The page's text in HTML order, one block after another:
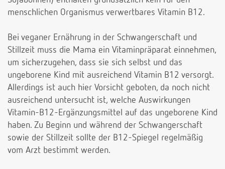
menschlichen Organismus verwertbares Vitamin B12.
Bei veganer Ernährung in der Schwangerschaft und
Stillzeit muss die Mama ein Vitaminpräparat einnehmen,
um sicherzugehen, dass sie sich selbst und das
ungeborene Kind mit ausreichend Vitamin B12 versorgt.
Allerdings ist auch hier Vorsicht geboten, da noch nicht
ausreichend untersucht ist, welche Auswirkungen
Vitamin-B12-Ergänzungsmittel auf das ungeborene Kind
haben. Zu Beginn und während der Schwangerschaft
sowie der Stillzeit sollte der B12-Spiegel regelmäßig
vom Arzt bestimmt werden.